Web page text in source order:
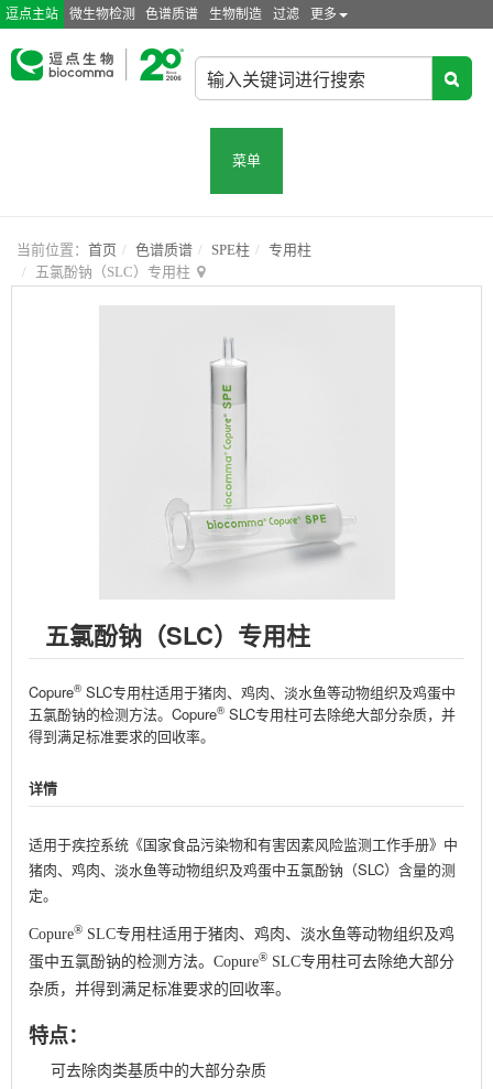
逗点主站 微生物检测 色谱质谱 生物制造 过滤 更多
菜单
当前位置： 首页 色谱质谱 SPE柱
专用柱
五氯酚钠（SLC）专用柱
五氯酚钠（SLC）专用柱
Copure® SLC专用柱适用于猪肉、鸡肉、淡水鱼等动物组织及鸡蛋中
五氯酚钠的检测方法。 Copure® SLC专用柱可去除绝大部分杂质，并
得到满足标准要求的回收率。
详情
适用于疾控系统《国家食品污染物和有害因素风险监测工作手册》中
猪肉、鸡肉、淡水鱼等动物组织及鸡蛋中五氯酚钠（SLC）含量的测
定。
Copure® SLC专用柱适用于猪肉、鸡肉、淡水鱼等动物组织及鸡
蛋中五氯酚钠的检测方法。Copure® SLC专用柱可去除绝大部分
杂质，并得到满足标准要求的回收率。
特点：
可去除肉类基质中的大部分杂质